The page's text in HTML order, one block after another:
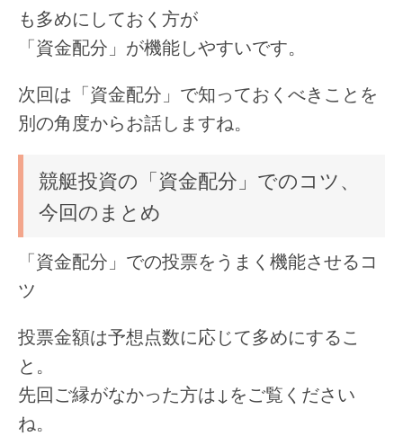
も多めにしておく方が
「資金配分」が機能しやすいです。
次回は「資金配分」で知っておくべきことを
別の角度からお話しますね。
競艇投資の「資金配分」でのコツ、
今回のまとめ
「資金配分」での投票をうまく機能させるコ
ツ
投票金額は予想点数に応じて多めにするこ
と。
先回ご縁がなかった方は↓をご覧ください
ね。